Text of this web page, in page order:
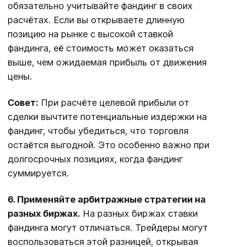
обязательно учитывайте фандинг в своих
расчётах. Если вы открываете длинную
позицию на рынке с высокой ставкой
фандинга, её стоимость может оказаться
выше, чем ожидаемая прибыль от движения
цены.
Совет: При расчёте целевой прибыли от
сделки вычтите потенциальные издержки на
фандинг, чтобы убедиться, что торговля
остаётся выгодной. Это особенно важно при
долгосрочных позициях, когда фандинг
суммируется.
6. Применяйте арбитражные стратегии на
разных биржах. На разных биржах ставки
фандинга могут отличаться. Трейдеры могут
воспользоваться этой разницей, открывая